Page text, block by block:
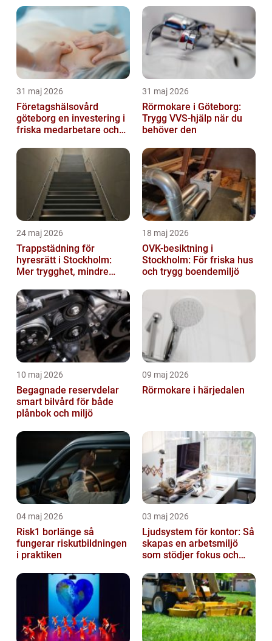
31 maj 2026
Företagshälsovård
göteborg en investering i
friska medarbetare och
31 maj 2026
Rörmokare i Göteborg:
Trygg VVS-hjälp när du
behöver den
24 maj 2026
Trappstädning för
hyresrätt i Stockholm:
Mer trygghet, mindre
18 maj 2026
OVK-besiktning i
Stockholm: För friska hus
och trygg boendemiljö
10 maj 2026
Begagnade reservdelar
smart bilvård för både
plånbok och miljö
09 maj 2026
Rörmokare i härjedalen
04 maj 2026
Risk1 borlänge så
fungerar riskutbildningen
i praktiken
03 maj 2026
Ljudsystem för kontor: Så
skapas en arbetsmiljö
som stödjer fokus och